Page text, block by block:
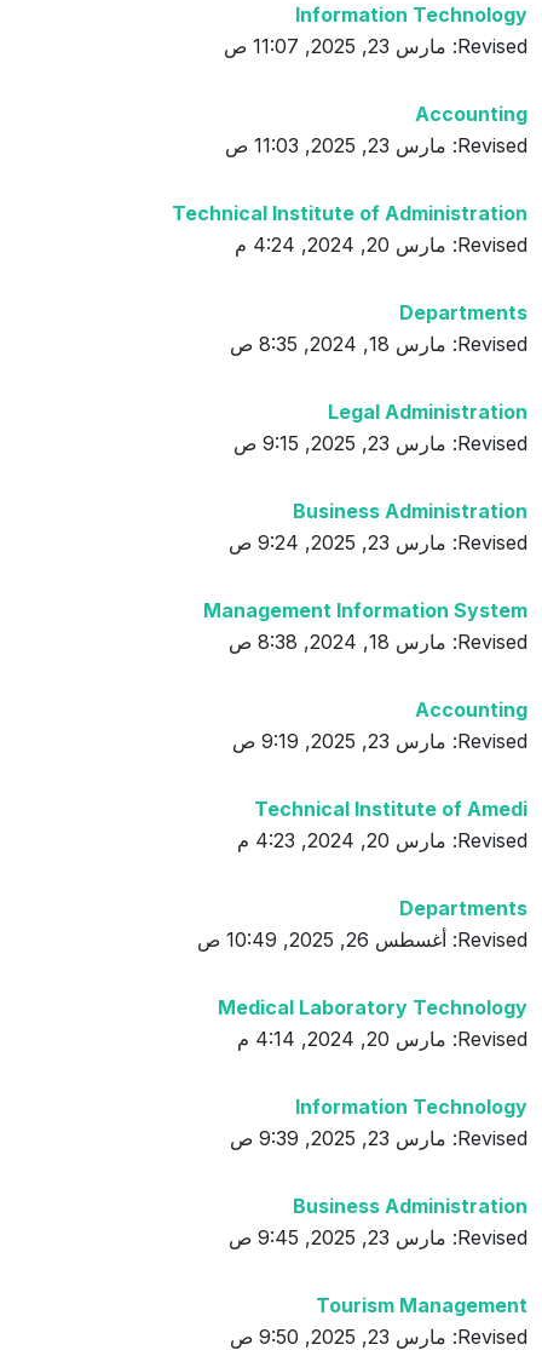
Information Technology
Revised: مارس 23, 2025, 11:07 ص
Accounting
Revised: مارس 23, 2025, 11:03 ص
Technical Institute of Administration
Revised: مارس 20, 2024, 4:24 م
Departments
Revised: مارس 18, 2024, 8:35 ص
Legal Administration
Revised: مارس 23, 2025, 9:15 ص
Business Administration
Revised: مارس 23, 2025, 9:24 ص
Management Information System
Revised: مارس 18, 2024, 8:38 ص
Accounting
Revised: مارس 23, 2025, 9:19 ص
Technical Institute of Amedi
Revised: مارس 20, 2024, 4:23 م
Departments
Revised: أغسطس 26, 2025, 10:49 ص
Medical Laboratory Technology
Revised: مارس 20, 2024, 4:14 م
Information Technology
Revised: مارس 23, 2025, 9:39 ص
Business Administration
Revised: مارس 23, 2025, 9:45 ص
Tourism Management
Revised: مارس 23, 2025, 9:50 ص